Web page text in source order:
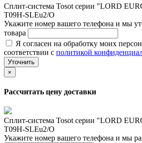
Сплит-система Tosot серии "LORD
T09H-SLEu2/O
Укажите номер вашего телефона и мы
товара
Я согласен на обработку моих
соответствии с политикой
Уточнить
×
Рассчитать цену доставки
Сплит-система Tosot серии "LORD
T09H-SLEu2/O
Укажите номер вашего телефона и мы